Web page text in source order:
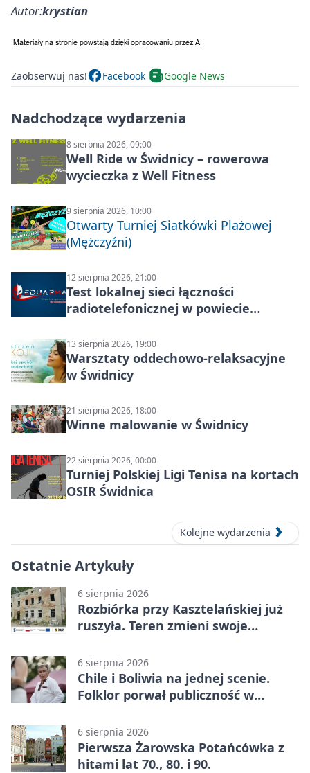
Autor:krystian
Zaobserwuj nas! Facebook Google News
Nadchodzące wydarzenia
8 sierpnia 2026, 09:00
Well Ride w Świdnicy – rowerowa
wycieczka z Well Fitness
9 sierpnia 2026, 10:00
Otwarty Turniej Siatkówki Plażowej
(Mężczyźni)
12 sierpnia 2026, 21:00
Test lokalnej sieci łączności
radiotelefonicznej w powiecie
13 sierpnia 2026, 19:00
Warsztaty oddechowo-relaksacyjne
w Świdnicy
21 sierpnia 2026, 18:00
Winne malowanie w Świdnicy
22 sierpnia 2026, 00:00
Turniej Polskiej Ligi Tenisa na kortach
OSIR Świdnica
Kolejne wydarzenia
Ostatnie Artykuły
6 sierpnia 2026
Rozbiórka przy Kasztelańskiej już
ruszyła. Teren zmieni swoje
6 sierpnia 2026
Chile i Boliwia na jednej scenie.
Folklor porwał publiczność w
6 sierpnia 2026
Pierwsza Żarowska Potańcówka z
hitami lat 70., 80. i 90.